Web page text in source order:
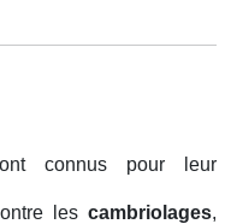
connus pour leur
les cambriolages,